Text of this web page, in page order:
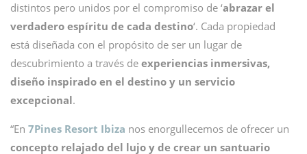
distintos pero unidos por el compromiso de ‘abrazar el
verdadero espíritu de cada destino‘. Cada propiedad
está diseñada con el propósito de ser un lugar de
descubrimiento a través de experiencias inmersivas,
diseño inspirado en el destino y un servicio
excepcional.
“En 7Pines Resort Ibiza nos enorgullecemos de ofrecer un
concepto relajado del lujo y de crear un santuario